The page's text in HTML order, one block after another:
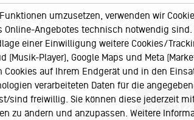
– Festivals
– Festivals
FAQ / Hilfe
Ticketshop
Gutscheine
Callback-
040 - 413 22
umzusetzen, verwenden wir
Angebotes technisch notwendig
einer Einwilligung weitere Cookies/
Player), Google Maps und Meta
auf Ihrem Endgerät und in den
verarbeiteten Daten für die
sind freiwillig. Sie können diese jederzeit
zu ändern und anzupassen. Weitere